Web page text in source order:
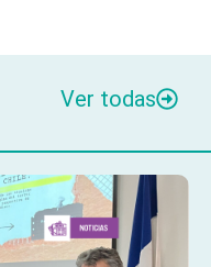
Ver todas